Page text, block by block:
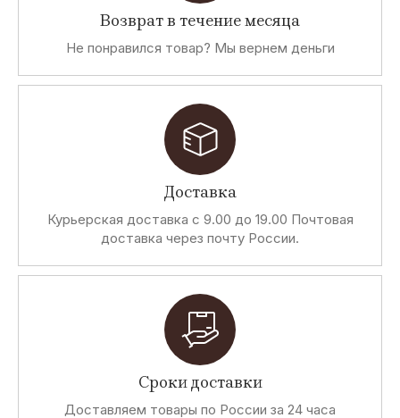
Возврат в течение месяца
Не понравился товар? Мы вернем деньги
Доставка
Курьерская доставка с 9.00 до 19.00 Почтовая
доставка через почту России.
Сроки доставки
Доставляем товары по России за 24 часа